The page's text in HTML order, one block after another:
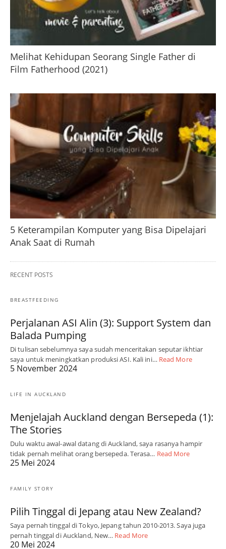
Melihat Kehidupan Seorang Single Father di
Film Fatherhood (2021)
5 Keterampilan Komputer yang Bisa Dipelajari
Anak Saat di Rumah
RECENT POSTS
BREASTFEEDING
Perjalanan ASI Alin (3): Support System dan
Balada Pumping
Di tulisan sebelumnya saya sudah menceritakan seputar ikhtiar
saya untuk meningkatkan produksi ASI. Kali ini… Read More
5 November 2024
LIFE IN AUCKLAND
Menjelajah Auckland dengan Bersepeda (1):
The Stories
Dulu waktu awal-awal datang di Auckland, saya rasanya hampir
tidak pernah melihat orang bersepeda. Terasa… Read More
25 Mei 2024
FAMILY STORY
Pilih Tinggal di Jepang atau New Zealand?
Saya pernah tinggal di Tokyo, Jepang tahun 2010-2013. Saya juga
pernah tinggal di Auckland, New… Read More
20 Mei 2024